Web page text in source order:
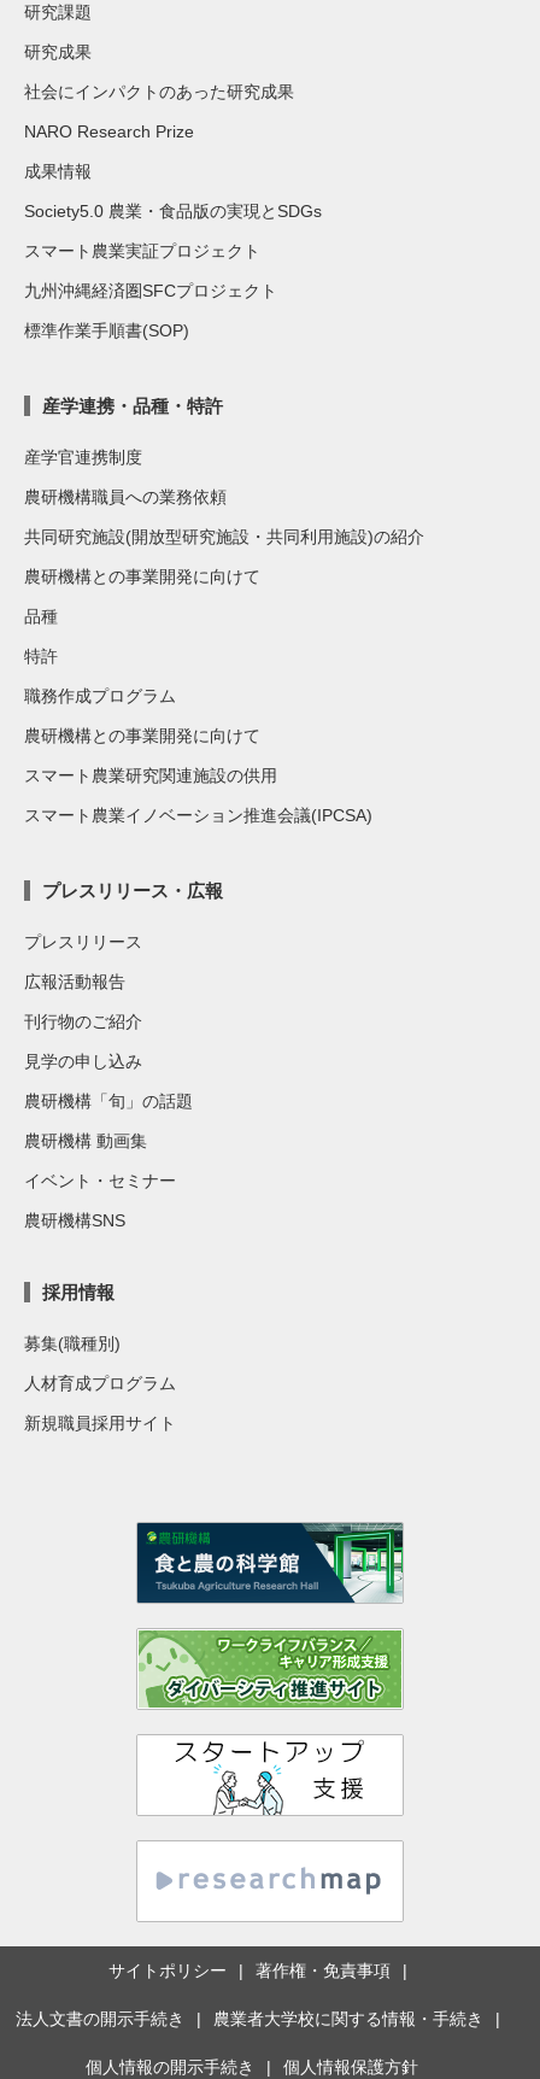
研究課題
研究成果
社会にインパクトのあった研究成果
NARO Research Prize
成果情報
Society5.0 農業・食品版の実現とSDGs
スマート農業実証プロジェクト
九州沖縄経済圏SFCプロジェクト
標準作業手順書(SOP)
産学連携・品種・特許
産学官連携制度
農研機構職員への業務依頼
共同研究施設(開放型研究施設・共同利用施設)の紹介
農研機構との事業開発に向けて
品種
特許
職務作成プログラム
農研機構との事業開発に向けて
スマート農業研究関連施設の供用
スマート農業イノベーション推進会議(IPCSA)
プレスリリース・広報
プレスリリース
広報活動報告
刊行物のご紹介
見学の申し込み
農研機構「旬」の話題
農研機構 動画集
イベント・セミナー
農研機構SNS
採用情報
募集(職種別)
人材育成プログラム
新規職員採用サイト
サイトポリシー 著作権・免責事項
法人文書の開示手続き 農業者大学校に関する情報・手続き
個人情報の開示手続き 個人情報保護方針